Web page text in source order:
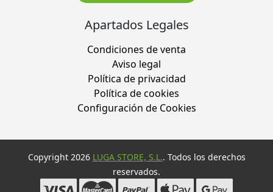
Apartados Legales
Condiciones de venta
Aviso legal
Política de privacidad
Política de cookies
Configuración de Cookies
Copyright 2026 LUGA STORE, S.L.. Todos los derechos
reservados.